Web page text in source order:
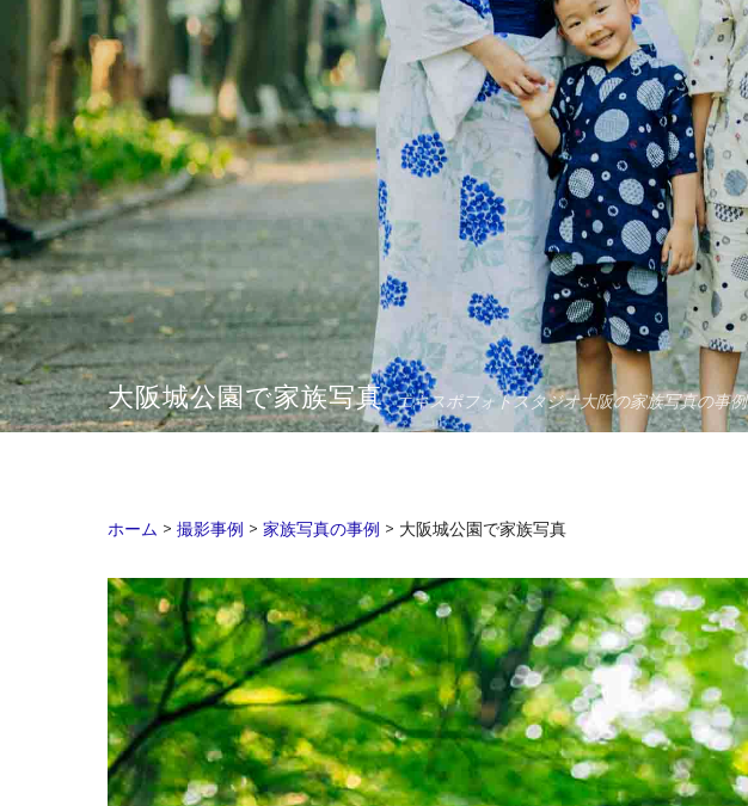
大阪城公園で家族写真 エキスポフォトスタジオ大阪の家族写真の事例
ホーム > 撮影事例 > 家族写真の事例 > 大阪城公園で家族写真